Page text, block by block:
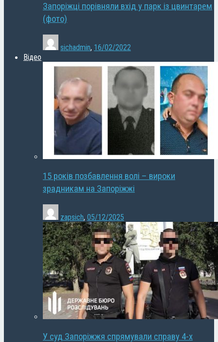
Запоріжці порівняли вхід у парк із цвинтарем
(фото)
sichadmin, 16/02/2022
Відео
15 років позбавлення волі – вироки
зрадникам на Запоріжжі
zapsich, 05/12/2025
У суд Запоріжжя спрямували справу 4-х